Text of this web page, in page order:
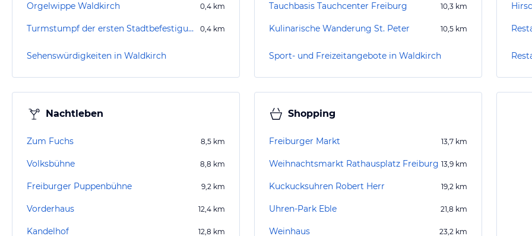
Orgelwippe Waldkirch 0,4 km
Turmstumpf der ersten Stadtbefestigung 0,4 km
Sehenswürdigkeiten in Waldkirch
Tauchbasis Tauchcenter Freiburg 10,3 km
Kulinarische Wanderung St. Peter 10,5 km
Sport- und Freizeitangebote in Waldkirch
Nachtleben
Zum Fuchs 8,5 km
Volksbühne 8,8 km
Freiburger Puppenbühne 9,2 km
Vorderhaus 12,4 km
Kandelhof 12,8 km
Shopping
Freiburger Markt 13,7 km
Weihnachtsmarkt Rathausplatz Freiburg 13,9 km
Kuckucksuhren Robert Herr 19,2 km
Uhren-Park Eble 21,8 km
Weinhaus 23,2 km